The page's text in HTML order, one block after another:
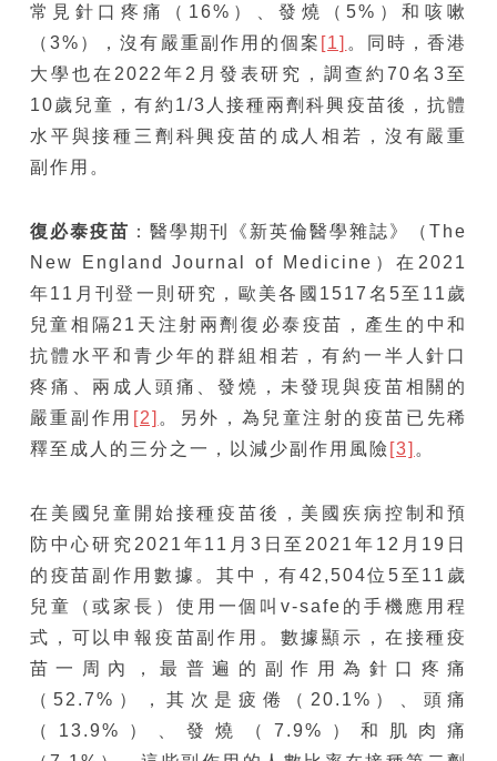
常見針口疼痛（16%）、發燒（5%）和咳嗽
（3%），沒有嚴重副作用的個案 [1] 。同時，香港
大學也在2022年2月發表研究，調查約70名3至
10歲兒童，有約1/3人接種兩劑科興疫苗後，抗體
水平與接種三劑科興疫苗的成人相若，沒有嚴重
副作用。
復必泰疫苗 ：醫學期刊《新英倫醫學雜誌》（The
New England Journal of Medicine）在2021
年11月刊登一則研究，歐美各國1517名5至11歲
兒童相隔21天注射兩劑復必泰疫苗，產生的中和
抗體水平和青少年的群組相若，有約一半人針口
疼痛、兩成人頭痛、發燒，未發現與疫苗相關的
嚴重副作用 [2] 。另外，為兒童注射的疫苗已先稀
釋至成人的三分之一，以減少副作用風險 [3] 。
在美國兒童開始接種疫苗後，美國疾病控制和預
防中心研究2021年11月3日至2021年12月19日
的疫苗副作用數據。其中，有42,504位5至11歲
兒童（或家長）使用一個叫v-safe的手機應用程
式，可以申報疫苗副作用。數據顯示，在接種疫
苗一周內，最普遍的副作用為針口疼痛
（52.7%），其次是疲倦（20.1%）、頭痛
（13.9%）、發燒（7.9%）和肌肉痛